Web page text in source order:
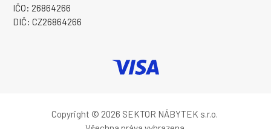
IČO: 26864266
DIČ: CZ26864266
Copyright © 2026 SEKTOR NÁBYTEK s.r.o.